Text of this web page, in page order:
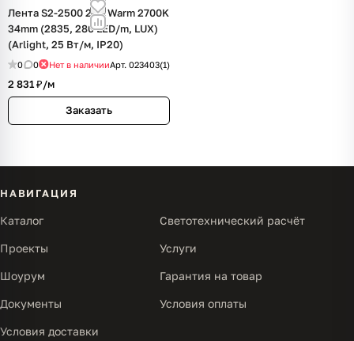
Лента S2-2500 24V Warm 2700K
34mm (2835, 280 LED/m, LUX)
(Arlight, 25 Вт/м, IP20)
0 0 Нет в наличииАрт. 023403(1)
2 831 ₽/м
Заказать
НАВИГАЦИЯ
Каталог Светотехнический расчёт
Проекты Услуги
Шоурум Гарантия на товар
Документы Условия оплаты
Условия доставки